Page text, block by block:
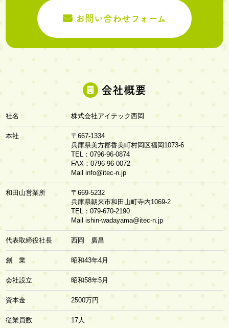
お問い合わせフォーム
会社概要
社名 株式会社アイテック西岡
本社
〒667-1334
兵庫県美方郡香美町村岡区福岡1073-6
TEL：0796-96-0874
FAX：0796-96-0072
Mail info@itec-n.jp
和田山営業所
〒669-5232
兵庫県朝来市和田山町寺内1069-2
TEL：079-670-2190
Mail ishin-wadayama@itec-n.jp
代表取締役社長 西岡 廣昌
創 業 昭和43年4月
会社設立 昭和58年5月
資本金 2500万円
従業員数 17人